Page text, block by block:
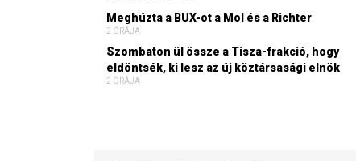
Meghúzta a BUX-ot a Mol és a Richter
2 ÓRÁJA
Szombaton ül össze a Tisza-frakció, hogy
eldöntsék, ki lesz az új köztársasági elnök
2 ÓRÁJA